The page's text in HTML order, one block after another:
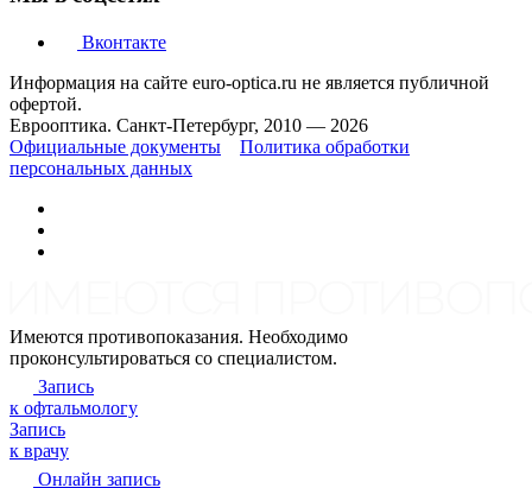
Вконтакте
Информация на сайте euro-optica.ru не является публичной
офертой.
Еврооптика. Санкт-Петербург, 2010 — 2026
Официальные документы
Политика обработки
персональных данных
Имеются противопоказания. Необходимо
проконсультироваться со специалистом.
Запись
к офтальмологу
Запись
к врачу
Онлайн запись